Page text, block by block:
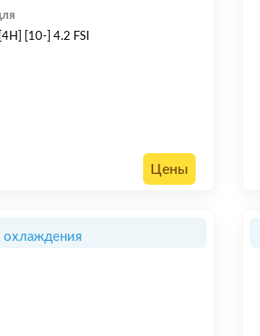
[10-] 4.2 FSI
Цены
охлаждения